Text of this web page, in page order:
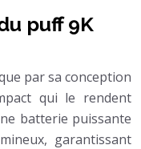
puff 9K
par sa conception
qui le rendent
batterie puissante
garantissant